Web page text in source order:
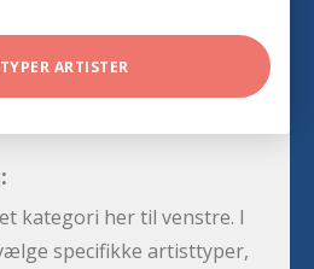
ARTISTER
kategori her til venstre. I
specifikke artisttyper,